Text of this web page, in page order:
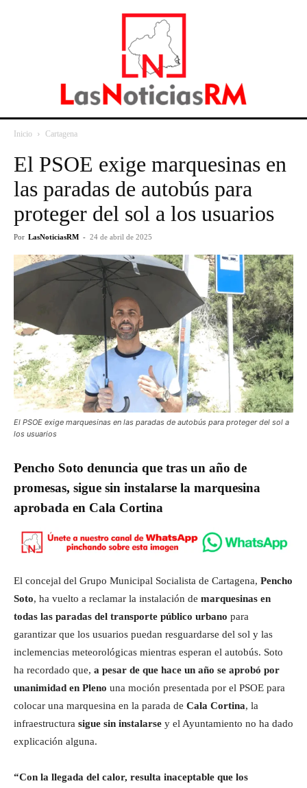
Inicio Cartagena
El PSOE exige marquesinas en
las paradas de autobús para
proteger del sol a los usuarios
Por LasNoticiasRM - 24 de abril de 2025
El PSOE exige marquesinas en las paradas de autobús para proteger del sol a
los usuarios
Pencho Soto denuncia que tras un año de
promesas, sigue sin instalarse la marquesina
aprobada en Cala Cortina
El concejal del Grupo Municipal Socialista de Cartagena, Pencho
Soto, ha vuelto a reclamar la instalación de marquesinas en
todas las paradas del transporte público urbano para
garantizar que los usuarios puedan resguardarse del sol y las
inclemencias meteorológicas mientras esperan el autobús. Soto
ha recordado que, a pesar de que hace un año se aprobó por
unanimidad en Pleno una moción presentada por el PSOE para
colocar una marquesina en la parada de Cala Cortina, la
infraestructura sigue sin instalarse y el Ayuntamiento no ha dado
explicación alguna.
“Con la llegada del calor, resulta inaceptable que los